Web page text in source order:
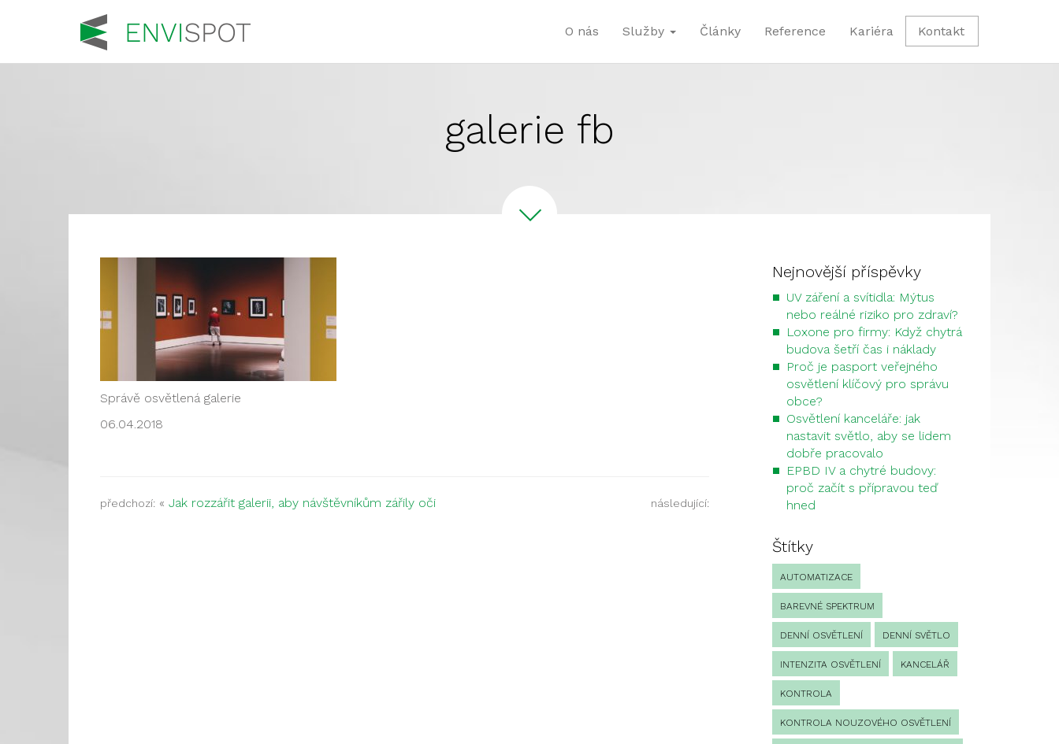
O nás Služby Články Reference Kariéra Kontakt
galerie fb
Správě osvětlená galerie
06.04.2018
předchozí: « Jak rozzářit galerii, aby návštěvníkům zářily oči následující:
Nejnovější příspěvky
UV záření a svítidla: Mýtus
nebo reálné riziko pro zdraví?
Loxone pro firmy: Když chytrá
budova šetří čas i náklady
Proč je pasport veřejného
osvětlení klíčový pro správu
obce?
Osvětlení kanceláře: jak
nastavit světlo, aby se lidem
dobře pracovalo
EPBD IV a chytré budovy:
proč začít s přípravou teď
hned
Štítky
AUTOMATIZACE
BAREVNÉ SPEKTRUM
DENNÍ OSVĚTLENÍ DENNÍ SVĚTLO
INTENZITA OSVĚTLENÍ KANCELÁŘ
KONTROLA
KONTROLA NOUZOVÉHO OSVĚTLENÍ